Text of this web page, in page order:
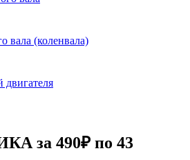
вала (коленвала)
двигателя
за 490₽ по 43